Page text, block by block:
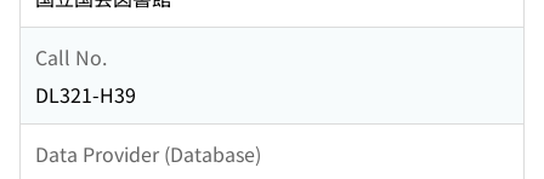
Call No.
DL321-H39
Data Provider (Database)